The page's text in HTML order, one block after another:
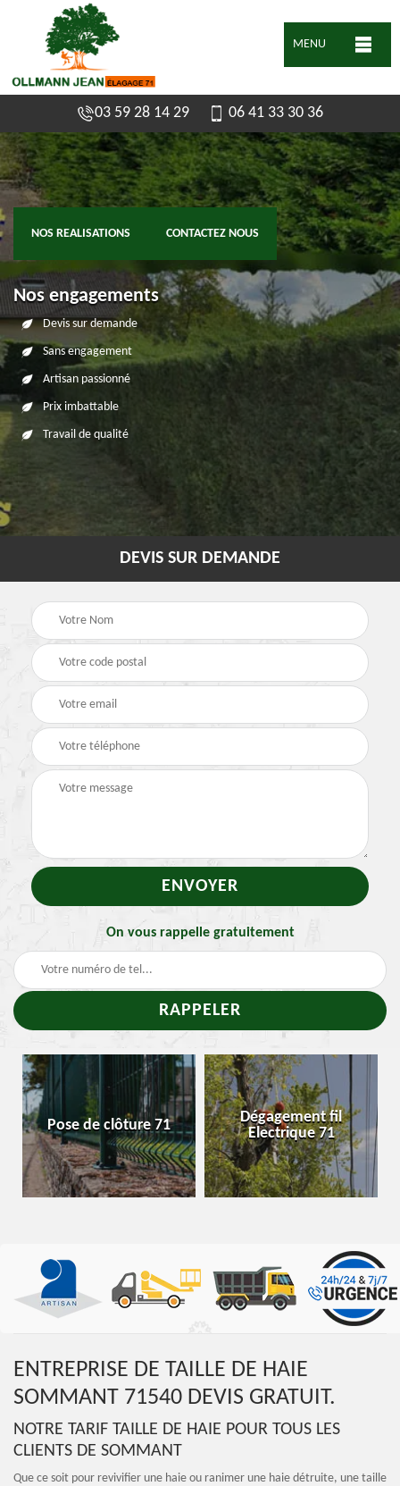
MENU
03 59 28 14 29 06 41 33 30 36
NOS REALISATIONS CONTACTEZ NOUS
Nos engagements
Devis sur demande
Sans engagement
Artisan passionné
Prix imbattable
Travail de qualité
DEVIS SUR DEMANDE
On vous rappelle gratuitement
Pose de clôture 71
Dégagement fil
Electrique 71
ENTREPRISE DE TAILLE DE HAIE
SOMMANT 71540 DEVIS GRATUIT.
NOTRE TARIF TAILLE DE HAIE POUR TOUS LES
CLIENTS DE SOMMANT
Que ce soit pour revivifier une haie ou ranimer une haie détruite, une taille